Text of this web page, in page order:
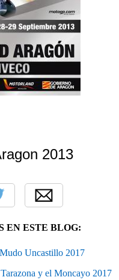
2013
EN ESTE BLOG:
Uncastillo 2017
y el Moncayo 2017